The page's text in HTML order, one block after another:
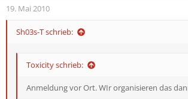
19. Mai 2010
Sh03s-T schrieb:
Toxicity schrieb:
Anmeldung vor Ort. WIr organisieren das